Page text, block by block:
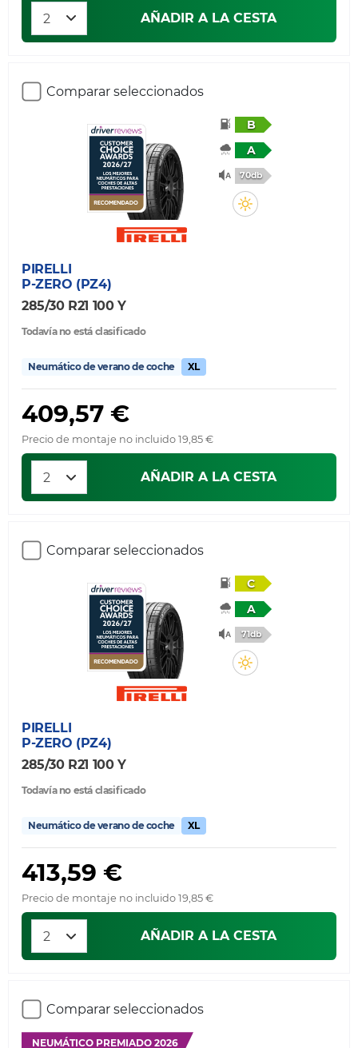
AÑADIR A LA CESTA
Comparar seleccionados
B
A
70db
PIRELLI
P-ZERO (PZ4)
285/30 R21 100 Y
Todavía no está clasificado
Neumático de verano de coche XL
409,57 €
Precio de montaje no incluido 19,85 €
AÑADIR A LA CESTA
Comparar seleccionados
C
A
71db
PIRELLI
P-ZERO (PZ4)
285/30 R21 100 Y
Todavía no está clasificado
Neumático de verano de coche XL
413,59 €
Precio de montaje no incluido 19,85 €
AÑADIR A LA CESTA
Comparar seleccionados
NEUMÁTICO PREMIADO 2026